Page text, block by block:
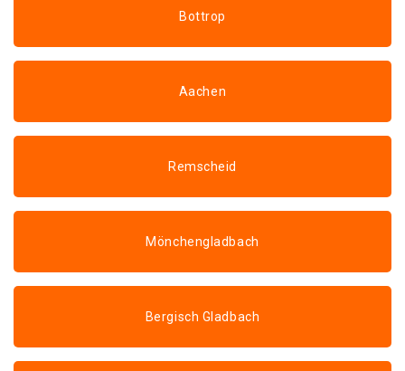
Bottrop
Aachen
Remscheid
Mönchengladbach
Bergisch Gladbach